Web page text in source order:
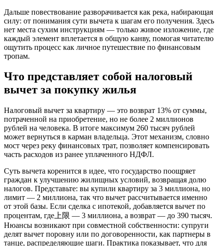
Дальше повествование разворачивается как река, набирающая
силу: от понимания сути вычета к шагам его получения. Здесь
нет места сухим инструкциям — только живое изложение, где
каждый элемент вплетается в общую канву, помогая читателю
ощутить процесс как личное путешествие по финансовым
тропам.
Что представляет собой налоговый
вычет за покупку жилья
Налоговый вычет за квартиру — это возврат 13% от суммы,
потраченной на приобретение, но не более 2 миллионов
рублей на человека. В итоге максимум 260 тысяч рублей
может вернуться в карман владельца. Этот механизм, словно
мост через реку финансовых трат, позволяет компенсировать
часть расходов из ранее уплаченного НДФЛ.
Суть вычета коренится в идее, что государство поощряет
граждан к улучшению жилищных условий, возвращая долю
налогов. Представьте: вы купили квартиру за 3 миллиона, но
лимит — 2 миллиона, так что вычет рассчитывается именно
от этой базы. Если сделка с ипотекой, добавляется вычет по
процентам, где上限 — 3 миллиона, а возврат — до 390 тысяч.
Нюансы возникают при совместной собственности: супруги
делят вычет поровну или по договоренности, как партнеры в
танце, распределяющие шаги. Практика показывает, что для